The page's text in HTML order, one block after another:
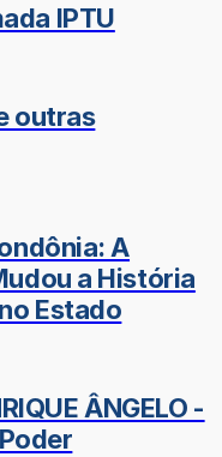
IPTU
outras
A
a História
Estado
ÂNGELO -